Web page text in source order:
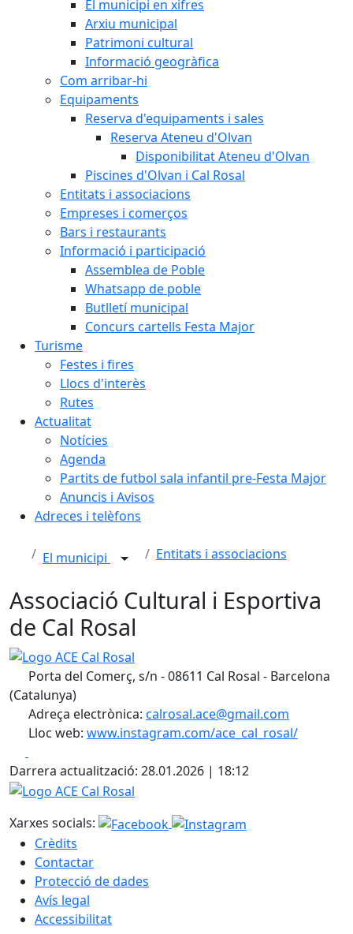
El municipi en xifres
Arxiu municipal
Patrimoni cultural
Informació geogràfica
Com arribar-hi
Equipaments
Reserva d'equipaments i sales
Reserva Ateneu d'Olvan
Disponibilitat Ateneu d'Olvan
Piscines d'Olvan i Cal Rosal
Entitats i associacions
Empreses i comerços
Bars i restaurants
Informació i participació
Assemblea de Poble
Whatsapp de poble
Butlletí municipal
Concurs cartells Festa Major
Turisme
Festes i fires
Llocs d'interès
Rutes
Actualitat
Notícies
Agenda
Partits de futbol sala infantil pre-Festa Major
Anuncis i Avisos
Adreces i telèfons
El municipi Entitats i associacions
Associació Cultural i Esportiva
de Cal Rosal
Logo ACE Cal Rosal
Porta del Comerç, s/n - 08611 Cal Rosal - Barcelona
(Catalunya)
Adreça electrònica: calrosal.ace@gmail.com
Lloc web: www.instagram.com/ace_cal_rosal/
Darrera actualització: 28.01.2026 | 18:12
Logo ACE Cal Rosal
Xarxes socials:
Crèdits
Contactar
Protecció de dades
Avís legal
Accessibilitat